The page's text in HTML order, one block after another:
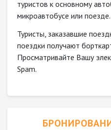
туристов к основному
микроавтобусе или поезде.
Туристы, заказавшие
поездки получают
Просматривайте Вашу
Spam.